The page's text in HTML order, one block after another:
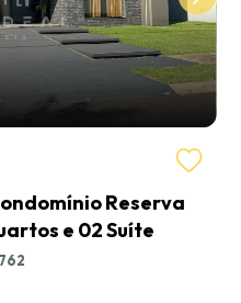
Reserva
e 02 Suíte